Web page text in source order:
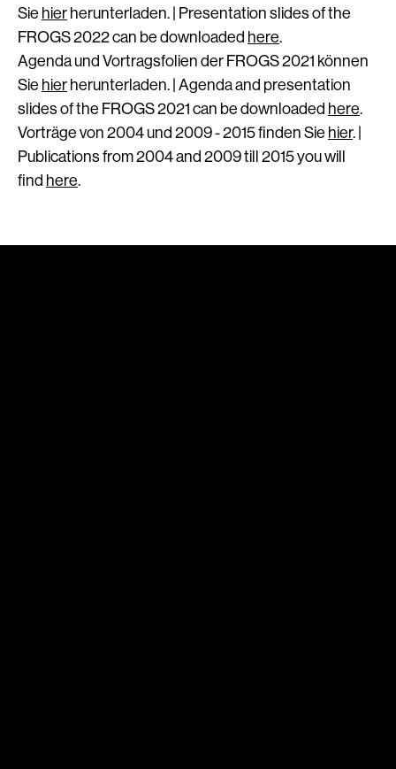
Sie hierherunterladen. | Presentation slides of the
FROGS 2022 can be downloaded here.
Agenda und Vortragsfolien der FROGS 2021 können
Sie hierherunterladen. | Agenda and presentation
slides of the FROGS 2021 can be downloaded here.
Vorträge von 2004 und 2009 - 2015 finden Sie hier. |
Publications from 2004 and 2009 till 2015 you will
find here.